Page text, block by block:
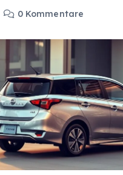
0 Kommentare